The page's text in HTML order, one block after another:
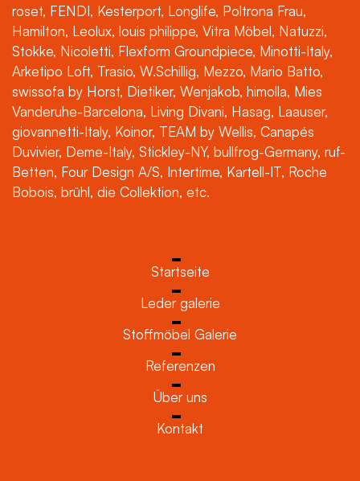
roset, FENDI, Kesterport, Longlife, Poltrona Frau,
Hamilton, Leolux, louis philippe, Vitra Möbel, Natuzzi,
Stokke, Nicoletti, Flexform Groundpiece, Minotti-Italy,
Arketipo Loft, Trasio, W.Schillig, Mezzo, Mario Batto,
swissofa by Horst, Dietiker, Wenjakob, himolla, Mies
Vanderuhe-Barcelona, Living Divani, Hasag, Laauser,
giovannetti-Italy, Koinor, TEAM by Wellis, Canapés
Duvivier, Deme-Italy, Stickley-NY, bullfrog-Germany, ruf-
Betten, Four Design A/S, Intertime, Kartell-IT, Roche
Bobois, brühl, die Collektion, etc.
Startseite
Leder galerie
Stoffmöbel Galerie
Referenzen
Über uns
Kontakt